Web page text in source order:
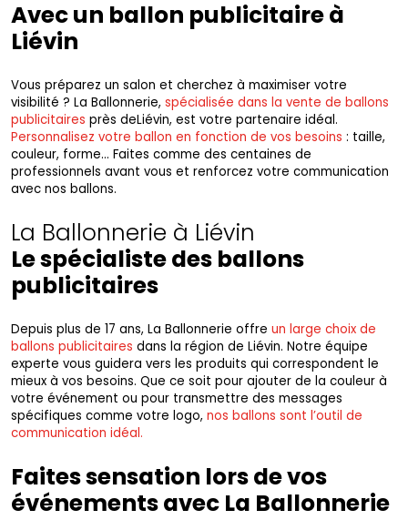
Avec un ballon publicitaire à
Liévin
Vous préparez un salon et cherchez à maximiser votre
visibilité ? La Ballonnerie, spécialisée dans la vente de ballons
publicitaires près deLiévin, est votre partenaire idéal.
Personnalisez votre ballon en fonction de vos besoins : taille,
couleur, forme… Faites comme des centaines de
professionnels avant vous et renforcez votre communication
avec nos ballons.
La Ballonnerie à Liévin
Le spécialiste des ballons
publicitaires
Depuis plus de 17 ans, La Ballonnerie offre un large choix de
ballons publicitaires dans la région de Liévin. Notre équipe
experte vous guidera vers les produits qui correspondent le
mieux à vos besoins. Que ce soit pour ajouter de la couleur à
votre événement ou pour transmettre des messages
spécifiques comme votre logo, nos ballons sont l’outil de
communication idéal.
Faites sensation lors de vos
événements avec La Ballonnerie